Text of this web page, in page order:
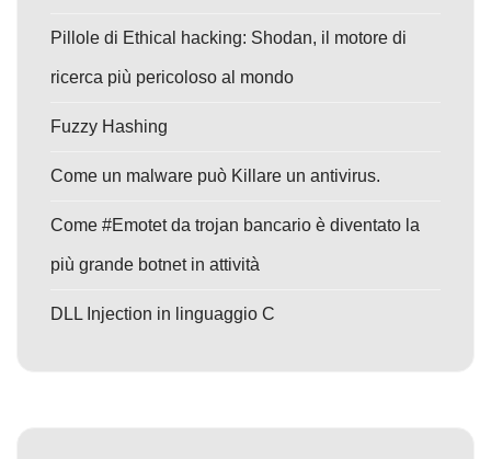
Pillole di Ethical hacking: Shodan, il motore di
ricerca più pericoloso al mondo
Fuzzy Hashing
Come un malware può Killare un antivirus.
Come #Emotet da trojan bancario è diventato la
più grande botnet in attività
DLL Injection in linguaggio C